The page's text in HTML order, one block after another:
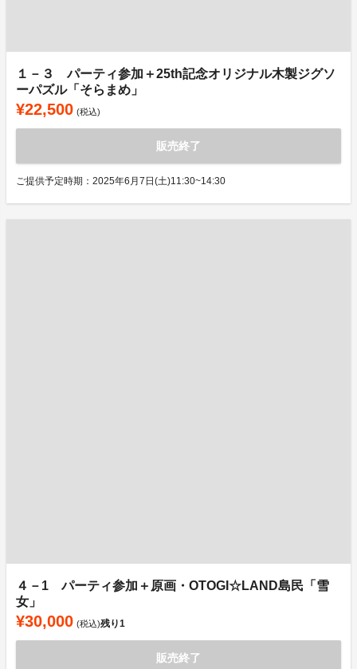
１－３ パーティ参加＋25th記念オリジナル木製ジグソ
ーパズル「そらまめ」
¥22,500 (税込)
販売終了
ご提供予定時期：2025年6月7日(土)11:30~14:30
４－1 パーティ参加＋原画・OTOGI☆LAND島民「雪
女」
¥30,000 (税込)残り1
販売終了